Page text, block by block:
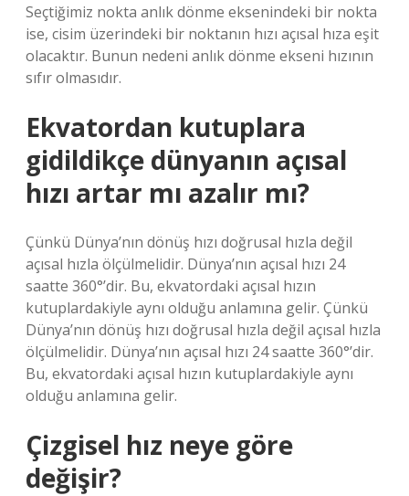
Seçtiğimiz nokta anlık dönme eksenindeki bir nokta
ise, cisim üzerindeki bir noktanın hızı açısal hıza eşit
olacaktır. Bunun nedeni anlık dönme ekseni hızının
sıfır olmasıdır.
Ekvatordan kutuplara
gidildikçe dünyanın açısal
hızı artar mı azalır mı?
Çünkü Dünya’nın dönüş hızı doğrusal hızla değil
açısal hızla ölçülmelidir. Dünya’nın açısal hızı 24
saatte 360°’dir. Bu, ekvatordaki açısal hızın
kutuplardakiyle aynı olduğu anlamına gelir. Çünkü
Dünya’nın dönüş hızı doğrusal hızla değil açısal hızla
ölçülmelidir. Dünya’nın açısal hızı 24 saatte 360°’dir.
Bu, ekvatordaki açısal hızın kutuplardakiyle aynı
olduğu anlamına gelir.
Çizgisel hız neye göre
değişir?